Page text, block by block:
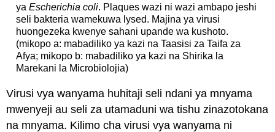
ya Escherichia coli. Plaques wazi ni wazi ambapo jeshi
seli bakteria wamekuwa lysed. Majina ya virusi
huongezeka kwenye sahani upande wa kushoto.
(mikopo a: mabadiliko ya kazi na Taasisi za Taifa za
Afya; mikopo b: mabadiliko ya kazi na Shirika la
Marekani la Microbiolojia)
Virusi vya wanyama huhitaji seli ndani ya mnyama
mwenyeji au seli za utamaduni wa tishu zinazotokana
na mnyama. Kilimo cha virusi vya wanyama ni